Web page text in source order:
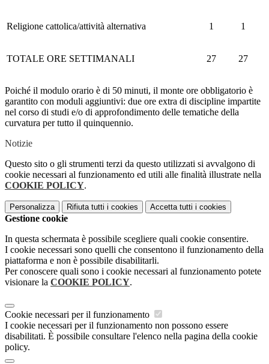
Religione cattolica/attività alternativa 1 1
TOTALE ORE SETTIMANALI 27 27
Poiché il modulo orario è di 50 minuti, il monte ore obbligatorio è
garantito con moduli aggiuntivi: due ore extra di discipline impartite
nel corso di studi e/o di approfondimento delle tematiche della
curvatura per tutto il quinquennio.
Notizie
Questo sito o gli strumenti terzi da questo utilizzati si avvalgono di
cookie necessari al funzionamento ed utili alle finalità illustrate nella
COOKIE POLICY.
Personalizza Rifiuta tutti i cookies Accetta tutti i cookies
Gestione cookie
In questa schermata è possibile scegliere quali cookie consentire.
I cookie necessari sono quelli che consentono il funzionamento della
piattaforma e non è possibile disabilitarli.
Per conoscere quali sono i cookie necessari al funzionamento potete
visionare la COOKIE POLICY.
Cookie necessari per il funzionamento
I cookie necessari per il funzionamento non possono essere
disabilitati. È possibile consultare l'elenco nella pagina della cookie
policy.